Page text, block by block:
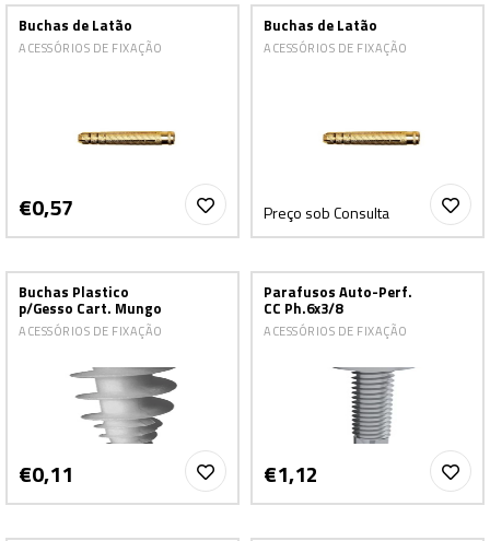
Buchas de Latão
ACESSÓRIOS DE FIXAÇÃO
€0,57
Buchas de Latão
ACESSÓRIOS DE FIXAÇÃO
Preço sob Consulta
Buchas Plastico
p/Gesso Cart. Mungo
ACESSÓRIOS DE FIXAÇÃO
€0,11
Parafusos Auto-Perf.
CC Ph.6x3/8
ACESSÓRIOS DE FIXAÇÃO
€1,12